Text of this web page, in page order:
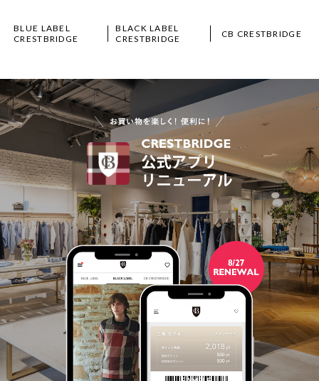
BLUE LABEL
CRESTBRIDGE
BLACK LABEL
CRESTBRIDGE
CB CRESTBRIDGE